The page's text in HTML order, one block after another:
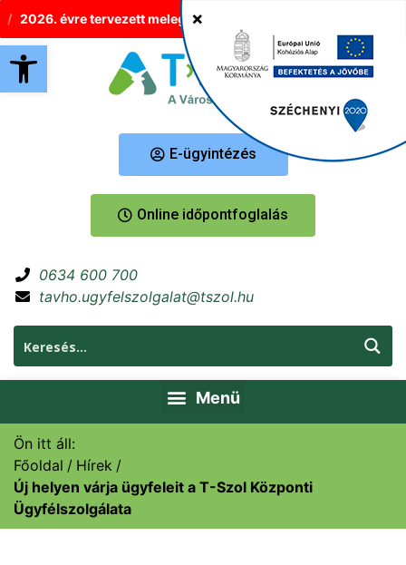
Eszköztár megnyitása
évre tervezett melegvíz-korlátozások Tatabányán
E-ügyintézés
Online időpontfoglalás
0634 600 700
tavho.ugyfelszolgalat@tszol.hu
Ön itt áll:
Főoldal
Hírek
Új helyen várja ügyfeleit a T-Szol Központi
Ügyfélszolgálata